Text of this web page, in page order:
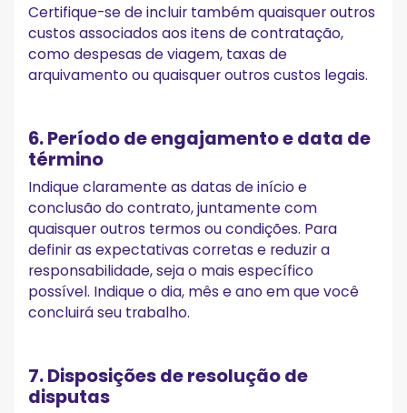
Certifique-se de incluir também quaisquer outros
custos associados aos itens de contratação,
como despesas de viagem, taxas de
arquivamento ou quaisquer outros custos legais.
6. Período de engajamento e data de
término
Indique claramente as datas de início e
conclusão do contrato, juntamente com
quaisquer outros termos ou condições. Para
definir as expectativas corretas e reduzir a
responsabilidade, seja o mais específico
possível. Indique o dia, mês e ano em que você
concluirá seu trabalho.
7. Disposições de resolução de
disputas